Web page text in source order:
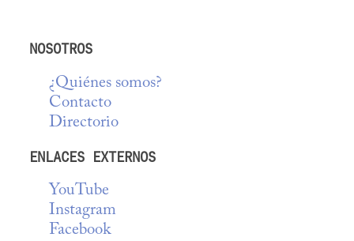
NOSOTROS
¿Quiénes somos?
Contacto
Directorio
ENLACES EXTERNOS
YouTube
Instagram
Facebook